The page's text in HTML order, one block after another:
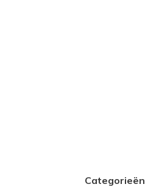
Categorieën